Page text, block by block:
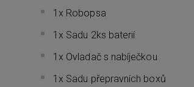
1x Robopsa
1x Sadu 2ks baterií
1x Ovladač s nabíječkou
1x Sadu přepravních boxů